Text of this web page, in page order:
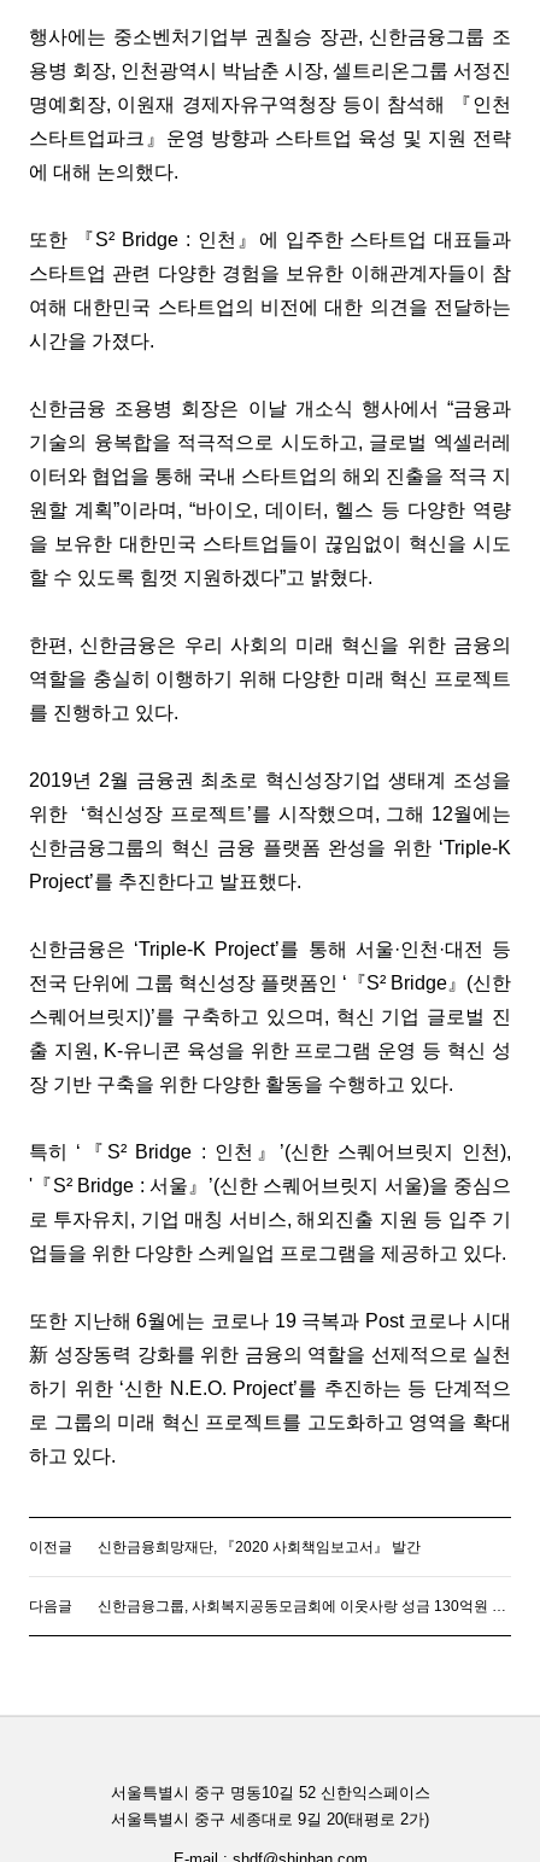
행사에는 중소벤처기업부 권칠승 장관, 신한금융그룹 조
용병 회장, 인천광역시 박남춘 시장, 셀트리온그룹 서정진
명예회장, 이원재 경제자유구역청장 등이 참석해 『인천
스타트업파크』운영 방향과 스타트업 육성 및 지원 전략
에 대해 논의했다.
또한 『S² Bridge : 인천』에 입주한 스타트업 대표들과
스타트업 관련 다양한 경험을 보유한 이해관계자들이 참
여해 대한민국 스타트업의 비전에 대한 의견을 전달하는
시간을 가졌다.
신한금융 조용병 회장은 이날 개소식 행사에서 “금융과
기술의 융복합을 적극적으로 시도하고, 글로벌 엑셀러레
이터와 협업을 통해 국내 스타트업의 해외 진출을 적극 지
원할 계획”이라며, “바이오, 데이터, 헬스 등 다양한 역량
을 보유한 대한민국 스타트업들이 끊임없이 혁신을 시도
할 수 있도록 힘껏 지원하겠다”고 밝혔다.
한편, 신한금융은 우리 사회의 미래 혁신을 위한 금융의
역할을 충실히 이행하기 위해 다양한 미래 혁신 프로젝트
를 진행하고 있다.
2019년 2월 금융권 최초로 혁신성장기업 생태계 조성을
위한 ‘혁신성장 프로젝트’를 시작했으며, 그해 12월에는
신한금융그룹의 혁신 금융 플랫폼 완성을 위한 ‘Triple-K
Project’를 추진한다고 발표했다.
신한금융은 ‘Triple-K Project’를 통해 서울·인천·대전 등
전국 단위에 그룹 혁신성장 플랫폼인 ‘『S² Bridge』(신한
스퀘어브릿지)’를 구축하고 있으며, 혁신 기업 글로벌 진
출 지원, K-유니콘 육성을 위한 프로그램 운영 등 혁신 성
장 기반 구축을 위한 다양한 활동을 수행하고 있다.
특히 ‘『S² Bridge : 인천』’(신한 스퀘어브릿지 인천),
'『S² Bridge : 서울』’(신한 스퀘어브릿지 서울)을 중심으
로 투자유치, 기업 매칭 서비스, 해외진출 지원 등 입주 기
업들을 위한 다양한 스케일업 프로그램을 제공하고 있다.
또한 지난해 6월에는 코로나 19 극복과 Post 코로나 시대
新 성장동력 강화를 위한 금융의 역할을 선제적으로 실천
하기 위한 ‘신한 N.E.O. Project’를 추진하는 등 단계적으
로 그룹의 미래 혁신 프로젝트를 고도화하고 영역을 확대
하고 있다.
이전글 신한금융희망재단, 『2020 사회책임보고서』 발간
다음글 신한금융그룹, 사회복지공동모금회에 이웃사랑 성금 130억원 전달
서울특별시 중구 명동10길 52 신한익스페이스
서울특별시 중구 세종대로 9길 20(태평로 2가)